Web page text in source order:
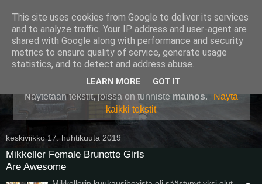
Pullollinen
Näytetään tekstit, joissa on tunniste mainos.
Näytä
kaikki tekstit
keskiviikko 17. huhtikuuta 2019
Mikkeller Female Brunette Girls
Are Awesome
This site uses cookies from Google to deliver its services
and to analyze traffic. Your IP address and user-agent are
shared with Google along with performance and security
metrics to ensure quality of service, generate usage
statistics, and to detect and address abuse.
LEARN MORE GOT IT